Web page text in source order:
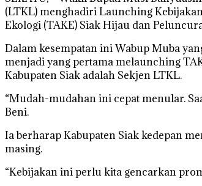
(LTKL) menghadiri Launching
Ekologi (TAKE) Siak Hijau dan
Dalam kesempatan ini Wabup Muba
menjadi yang pertama melaunching
Kabupaten Siak adalah Sekjen LTKL.
“Mudah-mudahan ini cepat menular.
Beni.
Ia berharap Kabupaten Siak kedepan
masing.
“Kebijakan ini perlu kita gencarkan